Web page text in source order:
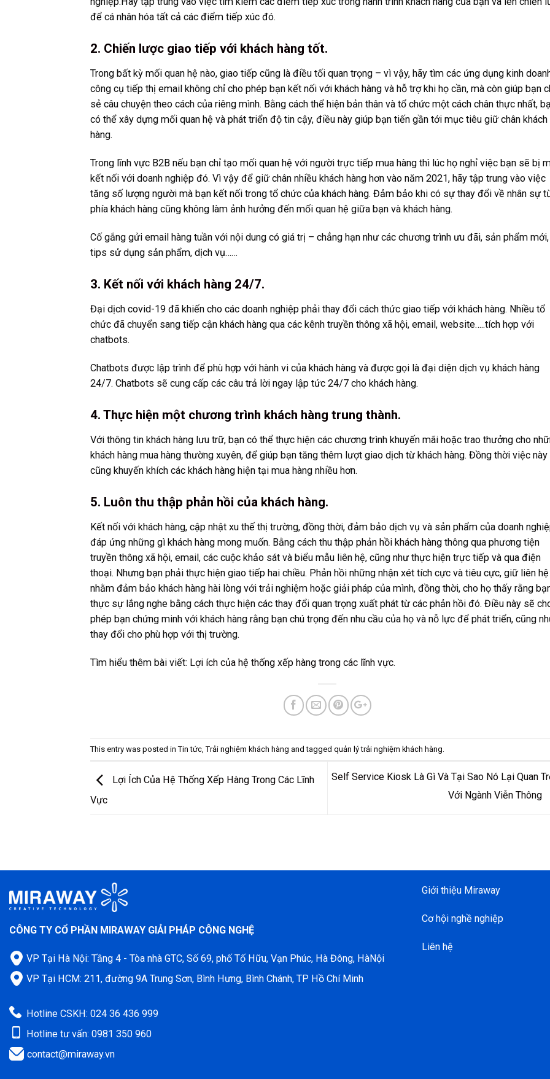
để cá nhân hóa tất cả các điểm tiếp xúc đó.
2. Chiến lược giao tiếp với khách hàng tốt.
Trong bất kỳ mối quan hệ nào, giao tiếp cũng là điều tối quan trọng – vì vậy, hãy tìm các ứng dụng kinh
công cụ tiếp thị email không chỉ cho phép bạn kết nối với khách hàng và hỗ trợ khi họ cần, mà còn giúp bạn
sẻ câu chuyện theo cách của riêng mình. Bằng cách thể hiện bản thân và tổ chức một cách chân thực nhất,
có thể xây dựng mối quan hệ và phát triển độ tin cậy, điều này giúp bạn tiến gần tới mục tiêu giữ chân khách
hàng.
Trong lĩnh vực B2B nếu bạn chỉ tạo mối quan hệ với người trực tiếp mua hàng thì lúc họ nghỉ việc bạn sẽ bị
kết nối với doanh nghiệp đó. Vì vậy để giữ chân nhiều khách hàng hơn vào năm 2021, hãy tập trung vào việc
tăng số lượng người mà bạn kết nối trong tổ chức của khách hàng. Đảm bảo khi có sự thay đổi về nhân sự
phía khách hàng cũng không làm ảnh hưởng đến mối quan hệ giữa bạn và khách hàng.
Cố gắng gửi email hàng tuần với nội dung có giá trị – chẳng hạn như các chương trình ưu đãi, sản phẩm mới,
tips sử dụng sản phẩm, dịch vụ……
3. Kết nối với khách hàng 24/7.
Đại dịch covid-19 đã khiến cho các doanh nghiệp phải thay đổi cách thức giao tiếp với khách hàng. Nhiều tổ
chức đã chuyển sang tiếp cận khách hàng qua các kênh truyền thông xã hội, email, website…..tích hợp với
chatbots.
Chatbots được lập trình để phù hợp với hành vi của khách hàng và được gọi là đại diện dịch vụ khách hàng
24/7. Chatbots sẽ cung cấp các câu trả lời ngay lập tức 24/7 cho khách hàng.
4. Thực hiện một chương trình khách hàng trung thành.
Với thông tin khách hàng lưu trữ, bạn có thể thực hiện các chương trình khuyến mãi hoặc trao thưởng cho
khách hàng mua hàng thường xuyên, để giúp bạn tăng thêm lượt giao dịch từ khách hàng. Đồng thời việc này
cũng khuyến khích các khách hàng hiện tại mua hàng nhiều hơn.
5. Luôn thu thập phản hồi của khách hàng.
Kết nối với khách hàng, cập nhật xu thế thị trường, đồng thời, đảm bảo dịch vụ và sản phẩm của doanh
đáp ứng những gì khách hàng mong muốn. Bằng cách thu thập phản hồi khách hàng thông qua phương tiện
truyền thông xã hội, email, các cuộc khảo sát và biểu mẫu liên hệ, cũng như thực hiện trực tiếp và qua điện
thoại. Nhưng bạn phải thực hiện giao tiếp hai chiều. Phản hồi những nhận xét tích cực và tiêu cực, giữ liên hệ
nhằm đảm bảo khách hàng hài lòng với trải nghiệm hoặc giải pháp của mình, đồng thời, cho họ thấy rằng
thực sự lắng nghe bằng cách thực hiện các thay đổi quan trọng xuất phát từ các phản hồi đó. Điều này sẽ
phép bạn chứng minh với khách hàng rằng bạn chú trọng đến nhu cầu của họ và nỗ lực để phát triển, cũng
thay đổi cho phù hợp với thị trường.
Tìm hiểu thêm bài viết: Lợi ích của hệ thống xếp hàng trong các lĩnh vực.
This entry was posted inTin tức ,Trải nghiệm khách hàng and tagged quản lý trải nghiệm khách hàng
Lợi Ích Của Hệ Thống Xếp Hàng Trong Các Lĩnh
Vực
Self Service Kiosk Là Gì Và Tại Sao Nó Lại Quan
Với Ngành Viễn Thông
CÔNG TY CỔ PHẦN MIRAWAY GIẢI PHÁP CÔNG NGHỆ
VP Tại Hà Nội: Tầng 4 - Tòa nhà GTC, Số 69, phố Tố Hữu, Vạn Phúc, Hà Đông, HàNội
VP Tại HCM: 211, đường 9A Trung Sơn, Bình Hưng, Bình Chánh, TP Hồ Chí Minh
Hotline CSKH: 024 36 436 999
Hotline tư vấn: 0981 350 960
contact@miraway.vn
Giới thiệu Miraway
Cơ hội nghề nghiệp
Liên hệ